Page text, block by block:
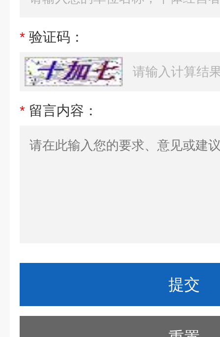
* 验证码：
* 留言内容：